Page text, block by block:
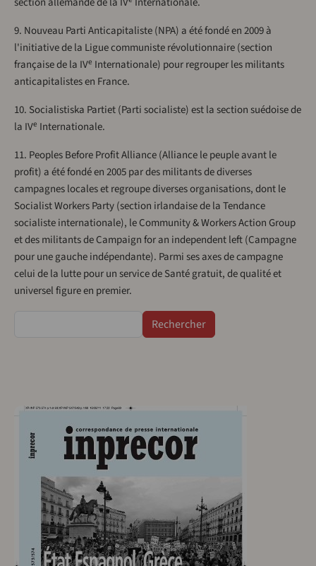
9. Nouveau Parti Anticapitaliste (NPA) a été fondé en 2009 à
l'initiative de la Ligue communiste révolutionnaire (section
française de la IVe Internationale) pour regrouper les militants
anticapitalistes en France.
10. Socialistiska Partiet (Parti socialiste) est la section suédoise de
la IVe Internationale.
11. Peoples Before Profit Alliance (Alliance le peuple avant le
profit) a été fondé en 2005 par des militants de diverses
campagnes locales et regroupe diverses organisations, dont le
Socialist Workers Party (section irlandaise de la Tendance
socialiste internationale), le Community & Workers Action Group
et des militants de Campaign for an independent left (Campagne
pour une gauche indépendante). Parmi ses axes de campagne
celui de la lutte pour un service de Santé gratuit, de qualité et
universel figure en premier.